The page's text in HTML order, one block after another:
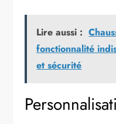
Lire aussi :
fonctionnalité
et sécurité